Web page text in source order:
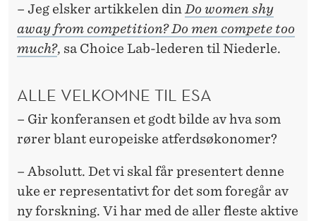
– Jeg elsker artikkelen din Do women shy
away from competition? Do men compete too
much?, sa Choice Lab-lederen til Niederle.
ALLE VELKOMNE TIL ESA
– Gir konferansen et godt bilde av hva som
rører blant europeiske atferdsøkonomer?
– Absolutt. Det vi skal får presentert denne
uke er representativt for det som foregår av
ny forskning. Vi har med de aller fleste aktive